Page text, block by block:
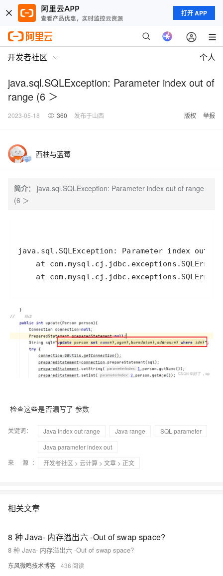
打开 APP
开发者社区 个人
java.sql.SQLException: Parameter index out of
range (6 ＞
2023-05-18 360 发布于山西 版权 举报
西柚与蓝莓
简介：
java.sql.SQLException: Parameter index out of range
(6 ＞
at
检查这些是否漏写了 参数
关键词： Java index out range Java range
SQL parameter
Java parameter index out
来 源：
开发者社区 > 云计算 > 文章 > 正文
相关文章
8 种 Java- 内存溢出六 -Out of swap space?
8 种 Java- 内存溢出六 -Out of swap space?
东风微鸣技术博客 436